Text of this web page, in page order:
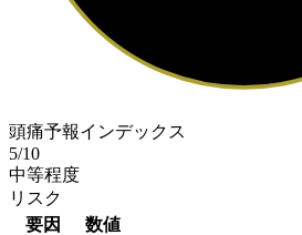
頭痛予報インデックス
5/10
中等程度
リスク
要因
数値